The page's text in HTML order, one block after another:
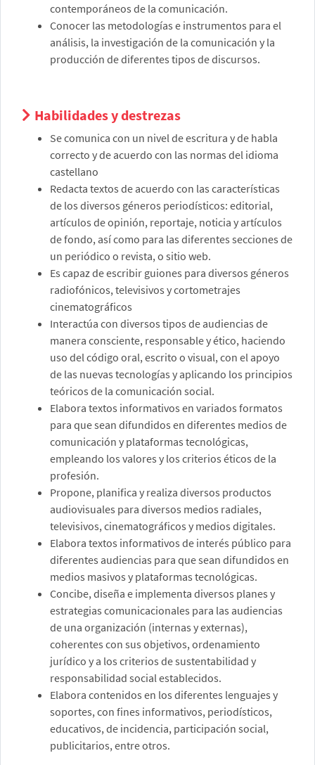
contemporáneos de la comunicación.
Conocer las metodologías e instrumentos para el
análisis, la investigación de la comunicación y la
producción de diferentes tipos de discursos.
Habilidades y destrezas
Se comunica con un nivel de escritura y de habla
correcto y de acuerdo con las normas del idioma
castellano
Redacta textos de acuerdo con las características
de los diversos géneros periodísticos: editorial,
artículos de opinión, reportaje, noticia y artículos
de fondo, así como para las diferentes secciones de
un periódico o revista, o sitio web.
Es capaz de escribir guiones para diversos géneros
radiofónicos, televisivos y cortometrajes
cinematográficos
Interactúa con diversos tipos de audiencias de
manera consciente, responsable y ético, haciendo
uso del código oral, escrito o visual, con el apoyo
de las nuevas tecnologías y aplicando los principios
teóricos de la comunicación social.
Elabora textos informativos en variados formatos
para que sean difundidos en diferentes medios de
comunicación y plataformas tecnológicas,
empleando los valores y los criterios éticos de la
profesión.
Propone, planifica y realiza diversos productos
audiovisuales para diversos medios radiales,
televisivos, cinematográficos y medios digitales.
Elabora textos informativos de interés público para
diferentes audiencias para que sean difundidos en
medios masivos y plataformas tecnológicas.
Concibe, diseña e implementa diversos planes y
estrategias comunicacionales para las audiencias
de una organización (internas y externas),
coherentes con sus objetivos, ordenamiento
jurídico y a los criterios de sustentabilidad y
responsabilidad social establecidos.
Elabora contenidos en los diferentes lenguajes y
soportes, con fines informativos, periodísticos,
educativos, de incidencia, participación social,
publicitarios, entre otros.